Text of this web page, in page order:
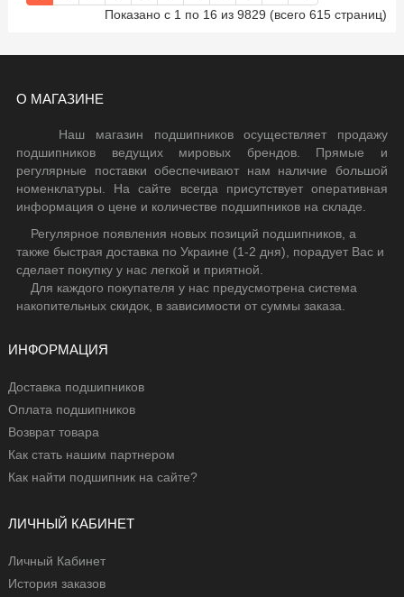
Показано с 1 по 16 из 9829 (всего 615 страниц)
О МАГАЗИНЕ
Наш магазин подшипников осуществляет продажу
подшипников ведущих мировых брендов. Прямые и
регулярные поставки обеспечивают нам наличие большой
номенклатуры. На сайте всегда присутствует оперативная
информация о цене и количестве подшипников на складе.
Регулярное появления новых позиций подшипников, а
также быстрая доставка по Украине (1-2 дня), порадует Вас и
сделает покупку у нас легкой и приятной.
Для каждого покупателя у нас предусмотрена система
накопительных скидок, в зависимости от суммы заказа.
ИНФОРМАЦИЯ
Доставка подшипников
Оплата подшипников
Возврат товара
Как стать нашим партнером
Как найти подшипник на сайте?
ЛИЧНЫЙ КАБИНЕТ
Личный Кабинет
История заказов